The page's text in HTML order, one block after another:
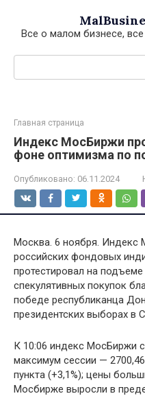
контентуВсе о малом бизнесе,
Поиск:
Главная страница
Индекс МосБиржи
фоне оптимизма по
Опубликовано: 06.11.2024
Москва. 6 ноября. Индекс
российских фондовых
протестировал на
спекулятивных покупок
победе республиканца
президентских выборах в
К 10:06 индекс МосБиржи
максимум сессии —
пункта (+3,1%); цены
Мосбирже выросли в